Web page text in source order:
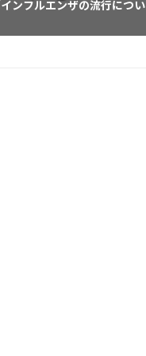
ンフルエンザの流行につい